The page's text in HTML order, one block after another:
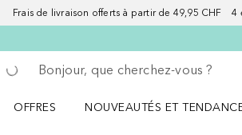
Frais de livraison offerts à partir de 49,95 CHF
Retourner
Exécuter la recherche
OFFRES
NOUVEAUTÉS ET